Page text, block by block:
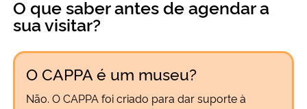
Ministério da Cidadania
Ministério de Minas e Energia
O que saber antes de agendar a
sua visitar?
O CAPPA é um museu?
Não. O CAPPA foi criado para dar suporte à